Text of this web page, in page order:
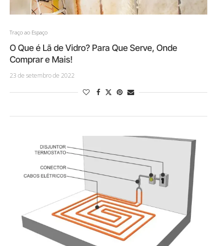
Traço ao Espaço
O Que é Lã de Vidro? Para Que Serve, Onde
Comprar e Mais!
23 de setembro de 2022